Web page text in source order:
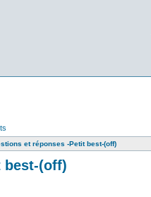
et réponses -Petit best-(off)
best-(off)